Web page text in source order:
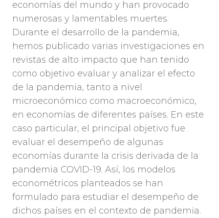
economías del mundo y han provocado
numerosas y lamentables muertes.
Durante el desarrollo de la pandemia,
hemos publicado varias investigaciones en
revistas de alto impacto que han tenido
como objetivo evaluar y analizar el efecto
de la pandemia, tanto a nivel
microeconómico como macroeconómico,
en economías de diferentes países. En este
caso particular, el principal objetivo fue
evaluar el desempeño de algunas
economías durante la crisis derivada de la
pandemia COVID-19. Así, los modelos
econométricos planteados se han
formulado para estudiar el desempeño de
dichos países en el contexto de pandemia.